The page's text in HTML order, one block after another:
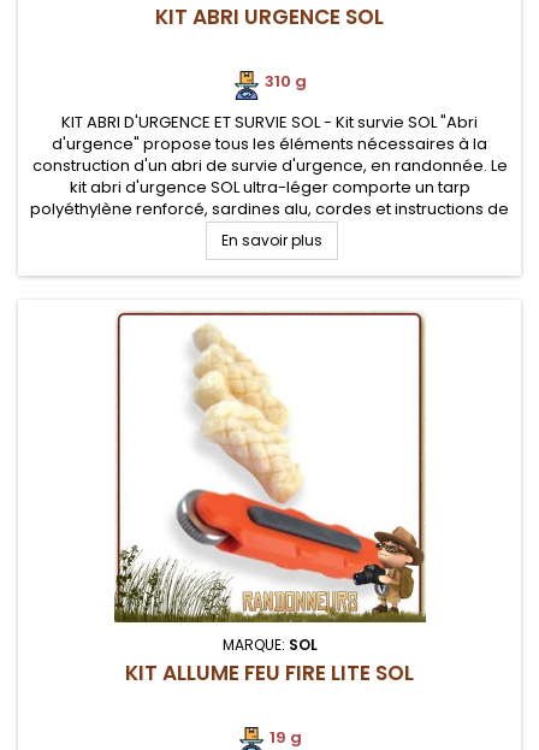
KIT ABRI URGENCE SOL
310 g
KIT ABRI D'URGENCE ET SURVIE SOL - Kit survie SOL "Abri
d'urgence" propose tous les éléments nécessaires à la
construction d'un abri de survie d'urgence, en randonnée. Le
kit abri d'urgence SOL ultra-léger comporte un tarp
polyéthylène renforcé, sardines alu, cordes et instructions de
survie
En savoir plus
MARQUE: SOL
KIT ALLUME FEU FIRE LITE SOL
19 g